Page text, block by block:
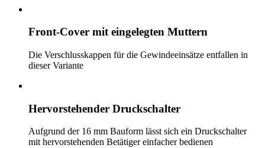
Front-Cover mit eingelegten Muttern
Die Verschlusskappen für die Gewindeeinsätze entfallen in
dieser Variante
Hervorstehender Druckschalter
Aufgrund der 16 mm Bauform lässt sich ein Druckschalter
mit hervorstehenden Betätiger einfacher bedienen